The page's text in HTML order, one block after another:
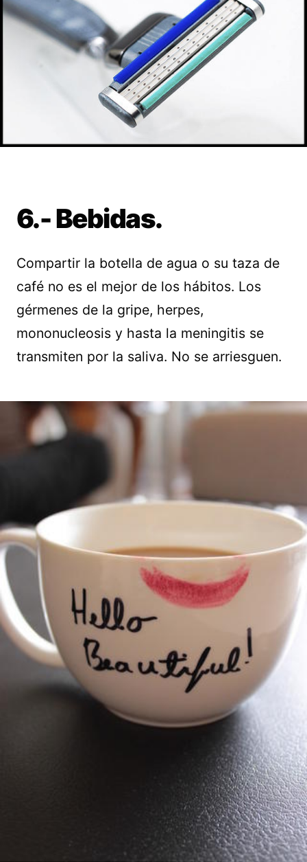
6.- Bebidas.
Compartir la botella de agua o su taza de
café no es el mejor de los hábitos. Los
gérmenes de la gripe, herpes,
mononucleosis y hasta la meningitis se
transmiten por la saliva. No se arriesguen.